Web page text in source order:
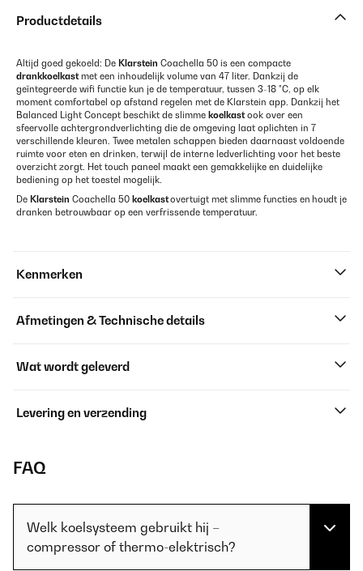
Productdetails
Altijd goed gekoeld: De Klarstein Coachella 50 is een compacte
drankkoelkastmet een inhoudelijk volume van 47 liter. Dankzij de
geïntegreerde wifi functie kun je de temperatuur, tussen 3-18 °C, op elk
moment comfortabel op afstand regelen met de Klarstein app. Dankzij het
Balanced Light Concept beschikt de slimme koelkastook over een
sfeervolle achtergrondverlichting die de omgeving laat oplichten in 7
verschillende kleuren. Twee metalen schappen bieden daarnaast voldoende
ruimte voor eten en drinken, terwijl de interne ledverlichting voor het beste
overzicht zorgt. Het touch paneel maakt een gemakkelijke en duidelijke
bediening op het toestel mogelijk.
De Klarstein Coachella 50 koelkastovertuigt met slimme functies en houdt je
dranken betrouwbaar op een verfrissende temperatuur.
Kenmerken
Afmetingen & Technische details
Wat wordt geleverd
Levering en verzending
FAQ
Welk koelsysteem gebruikt hij –
compressor of thermo-elektrisch?